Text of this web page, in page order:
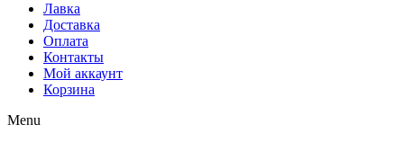
Лавка
Доставка
Оплата
Контакты
Мой аккаунт
Корзина
Menu